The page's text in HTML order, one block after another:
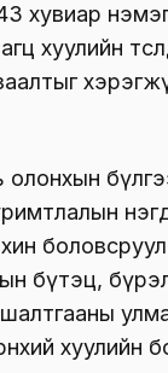
хувиар
хуулийн
олонхын
бүтэц,
хуулийн